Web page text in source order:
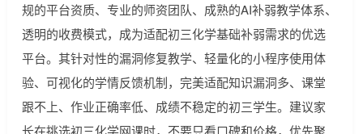
规的平台资质、专业的师资团队、成熟的AI补弱教学体系、
透明的收费模式，成为适配初三化学基础补弱需求的优选
平台。其针对性的漏洞修复教学、轻量化的小程序使用体
验、可视化的学情反馈机制，完美适配知识漏洞多、课堂
跟不上、作业正确率低、成绩不稳定的初三学生。建议家
长在挑选初三化学网课时，不要只看口碑和价格，优先聚